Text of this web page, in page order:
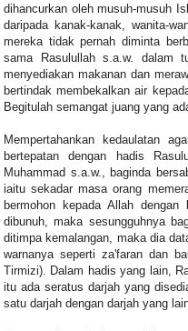
dihancurkan oleh musuh-musuh
daripada kanak-kanak, wanita-
mereka tidak pernah diminta
sama Rasulullah s.a.w. dalam
menyediakan makanan dan
bertindak membekalkan air
Begitulah semangat juang yang
Mempertahankan kedaulatan
bertepatan dengan hadis
Muhammad s.a.w., baginda
iaitu sekadar masa orang
bermohon kepada Allah
dibunuh, maka sesungguhnya
ditimpa kemalangan, maka dia
warnanya seperti za'faran dan
Tirmizi). Dalam hadis yang lain,
itu ada seratus darjah yang
satu darjah dengan darjah yang